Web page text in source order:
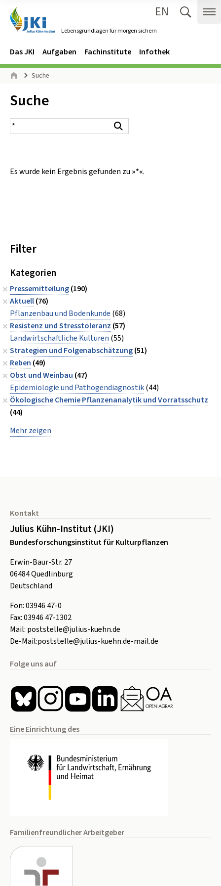
Lebensgrundlagen für morgen sichern
EN
Navigation
Hauptmenü
Das JKI Aufgaben Fachinstitute Infothek
Seitenpfad
Suche
Inhalt:
Suche
Suchergebnis
Es wurde kein Ergebnis gefunden zu »*«.
Filter
Kategorien
Pressemitteilung(190)
Aktuell(76)
Pflanzenbau und Bodenkunde (68)
Resistenz und Stresstoleranz (57)
Landwirtschaftliche Kulturen (55)
Strategien und Folgenabschätzung(51)
Reben (49)
Obst und Weinbau (47)
Epidemiologie und Pathogendiagnostik(44)
Ökologische Chemie Pflanzenanalytik und Vorratsschutz
(44)
Mehr zeigen
Kontakt
Julius Kühn-Institut (JKI)
Bundesforschungsinstitut für Kulturpflanzen
Erwin-Baur-Str. 27
06484Quedlinburg
Deutschland
Fon:03946 47-0
Fax:03946 47-1302
Mail: poststelle@julius-kuehn.de
De-Mail:poststelle@julius-kuehn.de-mail.de
Folge uns auf
Eine Einrichtung des
Familienfreundlicher Arbeitgeber